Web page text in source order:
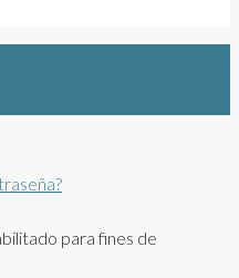
para fines de